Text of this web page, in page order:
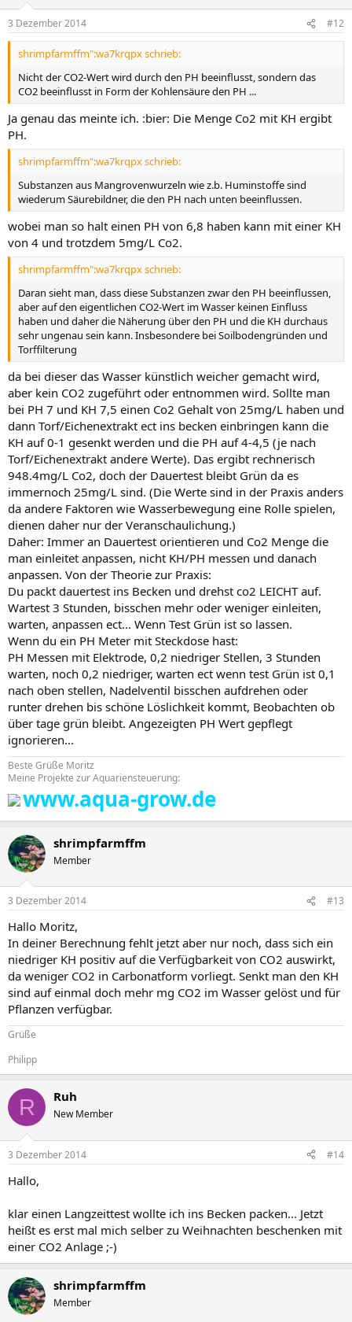
3 Dezember 2014 #12
shrimpfarmffm":wa7krqpx schrieb:
Nicht der CO2-Wert wird durch den PH beeinflusst, sondern das
CO2 beeinflusst in Form der Kohlensäure den PH ...
Ja genau das meinte ich. :bier: Die Menge Co2 mit KH ergibt
PH.
shrimpfarmffm":wa7krqpx schrieb:
Substanzen aus Mangrovenwurzeln wie z.b. Huminstoffe sind
wiederum Säurebildner, die den PH nach unten beeinflussen.
wobei man so halt einen PH von 6,8 haben kann mit einer KH
von 4 und trotzdem 5mg/L Co2.
shrimpfarmffm":wa7krqpx schrieb:
Daran sieht man, dass diese Substanzen zwar den PH beeinflussen,
aber auf den eigentlichen CO2-Wert im Wasser keinen Einfluss
haben und daher die Näherung über den PH und die KH durchaus
sehr ungenau sein kann. Insbesondere bei Soilbodengründen und
Torffilterung
da bei dieser das Wasser künstlich weicher gemacht wird,
aber kein CO2 zugeführt oder entnommen wird. Sollte man
bei PH 7 und KH 7,5 einen Co2 Gehalt von 25mg/L haben und
dann Torf/Eichenextrakt ect ins becken einbringen kann die
KH auf 0-1 gesenkt werden und die PH auf 4-4,5 (je nach
Torf/Eichenextrakt andere Werte). Das ergibt rechnerisch
948.4mg/L Co2, doch der Dauertest bleibt Grün da es
immernoch 25mg/L sind. (Die Werte sind in der Praxis anders
da andere Faktoren wie Wasserbewegung eine Rolle spielen,
dienen daher nur der Veranschaulichung.)
Daher: Immer an Dauertest orientieren und Co2 Menge die
man einleitet anpassen, nicht KH/PH messen und danach
anpassen. Von der Theorie zur Praxis:
Du packt dauertest ins Becken und drehst co2 LEICHT auf.
Wartest 3 Stunden, bisschen mehr oder weniger einleiten,
warten, anpassen ect... Wenn Test Grün ist so lassen.
Wenn du ein PH Meter mit Steckdose hast:
PH Messen mit Elektrode, 0,2 niedriger Stellen, 3 Stunden
warten, noch 0,2 niedriger, warten ect wenn test Grün ist 0,1
nach oben stellen, Nadelventil bisschen aufdrehen oder
runter drehen bis schöne Löslichkeit kommt, Beobachten ob
über tage grün bleibt. Angezeigten PH Wert gepflegt
ignorieren...
Beste Grüße Moritz
Meine Projekte zur Aquariensteuerung:
www.aqua-grow.de
shrimpfarmffm
Member
3 Dezember 2014 #13
Hallo Moritz,
In deiner Berechnung fehlt jetzt aber nur noch, dass sich ein
niedriger KH positiv auf die Verfügbarkeit von CO2 auswirkt,
da weniger CO2 in Carbonatform vorliegt. Senkt man den KH
sind auf einmal doch mehr mg CO2 im Wasser gelöst und für
Pflanzen verfügbar.
Grüße
Philipp
R Ruh
New Member
3 Dezember 2014 #14
Hallo,
klar einen Langzeittest wollte ich ins Becken packen... Jetzt
heißt es erst mal mich selber zu Weihnachten beschenken mit
einer CO2 Anlage ;-)
shrimpfarmffm
Member